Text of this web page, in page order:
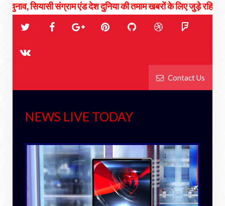
एंड देश दुनिया की तमाम खबरों के लिए जुड़े रहिये हमसे...
Contact Us
NEWS LIVE TODAY